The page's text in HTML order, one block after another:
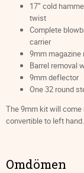
17″ cold
twist
Complete
carrier
9mm magazine
Barrel removal
9mm deflector
One 32 round
The 9mm kit will
convertible to left hand.
Omdömen